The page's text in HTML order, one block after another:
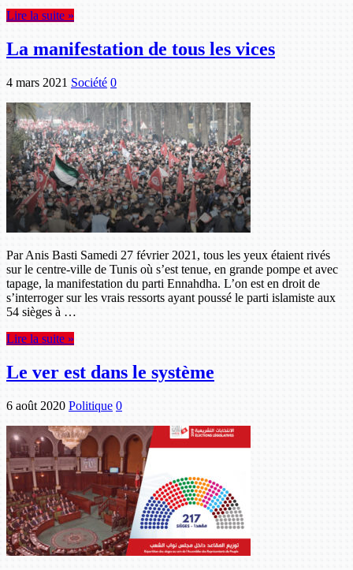
Lire la suite »
La manifestation de tous les vices
4 mars 2021 Société 0
Par Anis Basti Samedi 27 février 2021, tous les yeux étaient rivés
sur le centre-ville de Tunis où s’est tenue, en grande pompe et avec
tapage, la manifestation du parti Ennahdha. L’on est en droit de
s’interroger sur les vrais ressorts ayant poussé le parti islamiste aux
54 sièges à …
Lire la suite »
Le ver est dans le système
6 août 2020 Politique 0